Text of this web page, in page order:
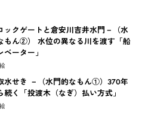
ックゲートと倉安川吉井水門－（水
もん②） 水位の異なる川を渡す「船
ベーター」
水せき －（水門的なもん①）370年
続く「投渡木（なぎ）払い方式」